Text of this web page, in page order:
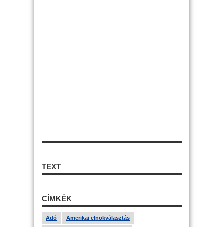
TEXT
CÍMKÉK
Adó Amerikai elnökválasztás